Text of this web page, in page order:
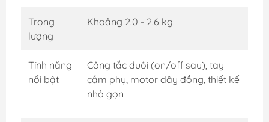
Trọng
lượng
Khoảng 2.0 - 2.6 kg
Tính năng
nổi bật
Công tắc đuôi (on/off sau), tay
cầm phụ, motor dây đồng, thiết kế
nhỏ gọn